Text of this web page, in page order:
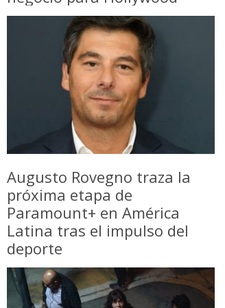
Augusto Rovegno traza la
próxima etapa de
Paramount+ en América
Latina tras el impulso del
deporte